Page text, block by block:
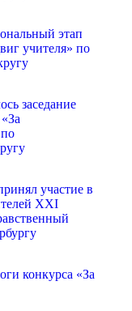
этап
учителя» по
заседание
участие в
XXI
конкурса «За